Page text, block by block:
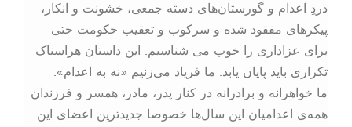
دردِ اعدام و گورستان‌های دسته جمعی، خشونت و انکار،
پیکرهای مفقود شده و سرکوب و تعقیب حکومت حتی
برای عزاداری را خوب می شناسیم. این داستان هراسناک
تکراری باید پایان یابد. ما فریاد می‌زنیم «نه به اعدام».
ما خواهرانه و برادرانه در کنار پدر، مادر، همسر و فرزندان
همه‌ی اعدامیان این سال‌ها خصوصا جدیدترین اعضای این